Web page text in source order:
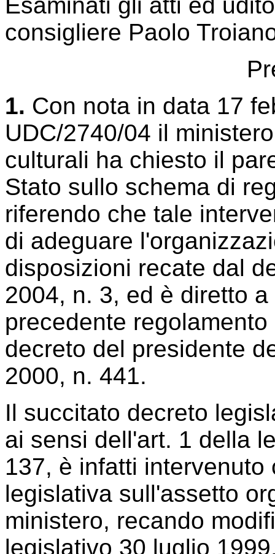
consigliere Paolo
1. Con nota in data 17
UDC/2740/04 il
culturali ha chiesto il
Stato sullo schema di
riferendo che tale
di adeguare
disposizioni recate dal
2004, n. 3, ed è diretto
precedente
decreto del presidente
2000, n. 441.
Il succitato decreto
ai sensi dell'art. 1 della
137, è infatti
legislativa sull'assetto
ministero, recando
legislativo 30 luglio